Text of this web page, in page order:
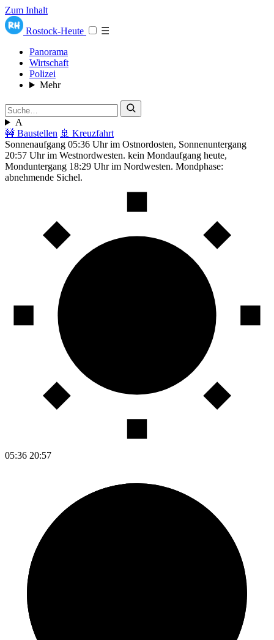
Zum Inhalt
Rostock-Heute
☰
Panorama
Wirtschaft
Polizei
Mehr
A
🚧 Baustellen 🚢 Kreuzfahrt
Sonnenaufgang 05:36 Uhr im Ostnordosten, Sonnenuntergang
20:57 Uhr im Westnordwesten. kein Mondaufgang heute,
Monduntergang 18:29 Uhr im Nordwesten. Mondphase:
abnehmende Sichel.
05:36 20:57